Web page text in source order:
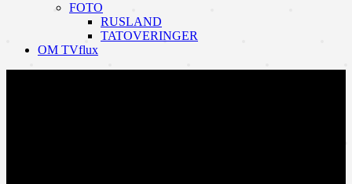
FOTO
RUSLAND
TATOVERINGER
OM TVflux